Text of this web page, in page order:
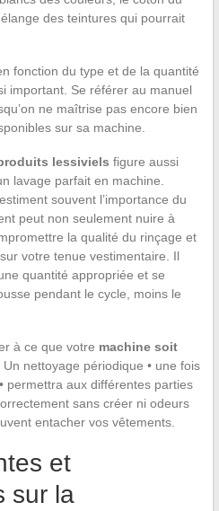
des teintures qui pourrait
fonction du type et de la quantité
important. Se référer au manuel
ne maîtrise pas encore bien
sur sa machine.
lessiviels figure aussi
lavage parfait en machine.
souvent l’importance du
peut non seulement nuire à
la qualité du rinçage et
votre tenue vestimentaire. Il
quantité appropriée et se
pendant le cycle, moins le
à ce que votre machine soit
. Un nettoyage périodique • une fois
permettra aux différentes parties
sans créer ni odeurs
entacher vos vêtements.
et
sur la